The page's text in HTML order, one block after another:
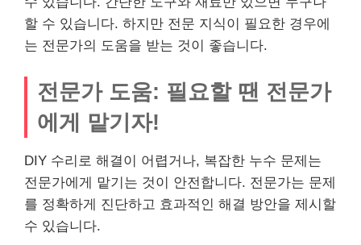
할 수 있습니다. 하지만 전문 지식이 필요한 경우에
는 전문가의 도움을 받는 것이 좋습니다.
전문가 도움: 필요할 땐 전문가
에게 맡기자!
DIY 수리로 해결이 어렵거나, 복잡한 누수 문제는
전문가에게 맡기는 것이 안전합니다. 전문가는 문제
를 정확하게 진단하고 효과적인 해결 방안을 제시할
수 있습니다.